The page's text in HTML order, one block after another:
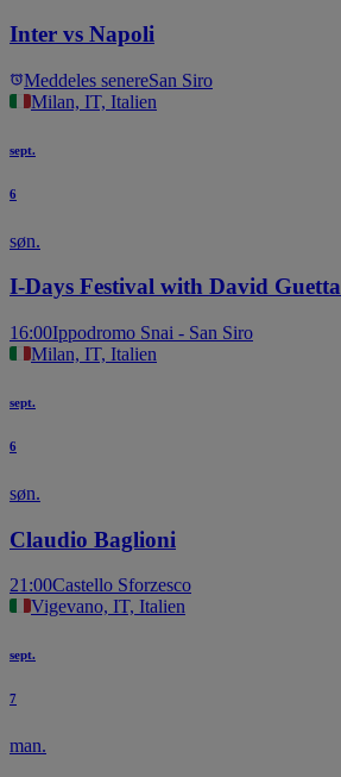
Inter vs Napoli
Meddeles senereSan Siro
Milan, IT, Italien
sept.
6
søn.
I-Days Festival with David Guetta
16:00Ippodromo Snai - San Siro
Milan, IT, Italien
sept.
6
søn.
Claudio Baglioni
21:00Castello Sforzesco
Vigevano, IT, Italien
sept.
7
man.